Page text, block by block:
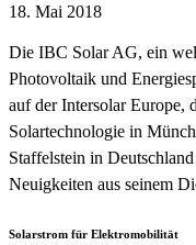
18. Mai 2018
Die IBC Solar AG, ein
Photovoltaik und
auf der Intersolar Europe,
Solartechnologie in
Staffelstein in
Neuigkeiten aus seinem
Solarstrom für Elektromobilität